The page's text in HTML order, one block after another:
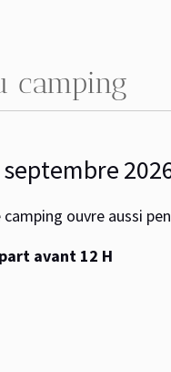
2026
ouvre aussi
12 H